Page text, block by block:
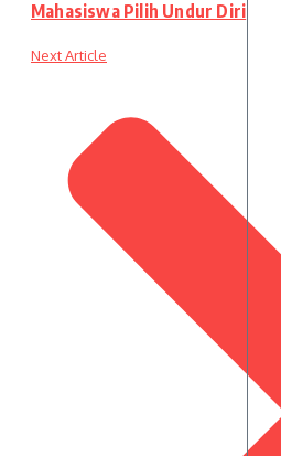
Mahasiswa Pilih Undur Diri
Next Article